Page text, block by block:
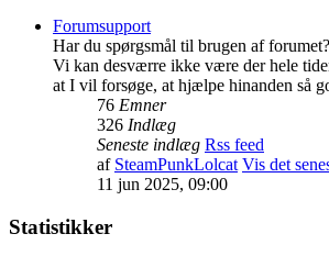
Forumsupport
Har du spørgsmål til brugen af
Vi kan desværre ikke være der hele
at I vil forsøge, at hjælpe hinanden så
76 Emner
326 Indlæg
Seneste indlæg Rss feed
af SteamPunkLolcat Vis det
11 jun 2025, 09:00
Statistikker